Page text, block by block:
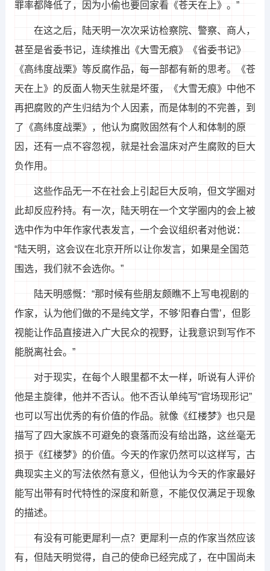
罪率都降低了，因为小偷也要回家看《苍天在上》。”
在这之后，陆天明一次次采访检察院、警察、商人，
甚至是省委书记，连续推出《大雪无痕》《省委书记》
《高纬度战栗》等反腐作品，每一部都有新的思考。《苍
天在上》的反面人物天生就是坏蛋，《大雪无痕》中他不
再把腐败的产生归结为个人因素，而是体制的不完善，到
了《高纬度战栗》，他认为腐败固然有个人和体制的原
因，还有一点不容忽视，就是社会温床对产生腐败的巨大
负作用。
这些作品无一不在社会上引起巨大反响，但文学圈对
此却反应矜持。有一次，陆天明在一个文学圈内的会上被
选中作为中年作家代表发言，一个会议组织者对他说：
“陆天明，这会议在北京开所以让你发言，如果是全国范
围选，我们就不会选你。”
陆天明感慨：“那时候有些朋友颇瞧不上写电视剧的
作家，认为他们做的不是纯文学，不够‘阳春白雪’，但影
视能让作品直接进入广大民众的视野，让我意识到写作不
能脱离社会。”
对于现实，在每个人眼里都不太一样，听说有人评价
他是主旋律，他并不否认。他不否认单纯写“官场现形记”
也可以写出优秀的有价值的作品。就像《红楼梦》也只是
描写了四大家族不可避免的衰落而没有给出路，这丝毫无
损于《红楼梦》的价值。今天的作家仍然可以这样写，古
典现实主义的写法依然有意义，但他认为今天的作家最好
能写出带有时代特性的深度和新意，不能仅仅满足于现象
的描述。
有没有可能更犀利一点？更犀利一点的作家当然应该
有，但陆天明觉得，自己的使命已经完成了，在中国尚未